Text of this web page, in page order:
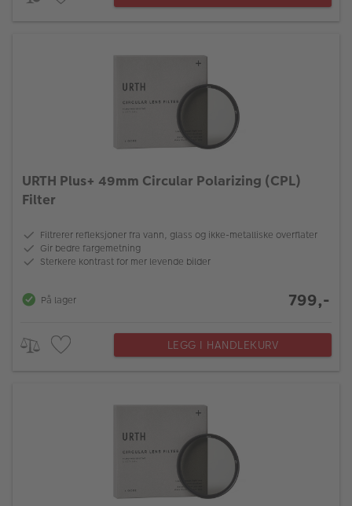
URTH Plus+ 49mm Circular Polarizing (CPL)
Filter
Filtrerer refleksjoner fra vann, glass og ikke-metalliske overflater
Gir bedre fargemetning
Sterkere kontrast for mer levende bilder
På lager 799,-
LEGG I HANDLEKURV